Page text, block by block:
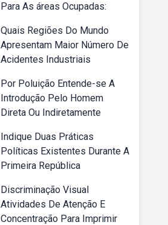
Para As áreas Ocupadas:
Quais Regiões Do Mundo
Apresentam Maior Número De
Acidentes Industriais
Por Poluição Entende-se A
Introdução Pelo Homem
Direta Ou Indiretamente
Indique Duas Práticas
Políticas Existentes Durante A
Primeira República
Discriminação Visual
Atividades De Atenção E
Concentração Para Imprimir